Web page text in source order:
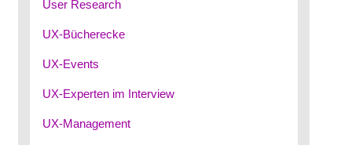
User Research
UX-Bücherecke
UX-Events
UX-Experten im Interview
UX-Management